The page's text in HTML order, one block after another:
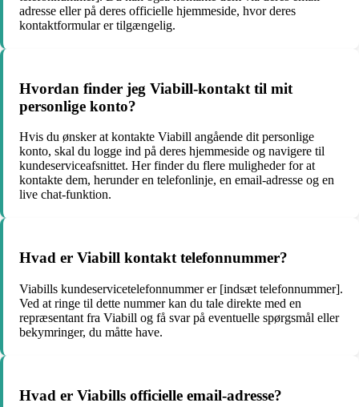
adresse eller på deres officielle hjemmeside, hvor deres
kontaktformular er tilgængelig.
Hvordan finder jeg Viabill-kontakt til mit
personlige konto?
Hvis du ønsker at kontakte Viabill angående dit personlige
konto, skal du logge ind på deres hjemmeside og navigere til
kundeserviceafsnittet. Her finder du flere muligheder for at
kontakte dem, herunder en telefonlinje, en email-adresse og en
live chat-funktion.
Hvad er Viabill kontakt telefonnummer?
Viabills kundeservicetelefonnummer er [indsæt telefonnummer].
Ved at ringe til dette nummer kan du tale direkte med en
repræsentant fra Viabill og få svar på eventuelle spørgsmål eller
bekymringer, du måtte have.
Hvad er Viabills officielle email-adresse?